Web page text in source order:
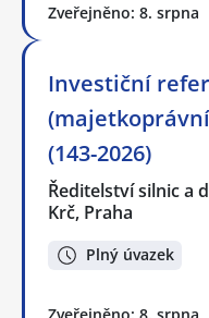
Zveřejněno: 8. srpna
Investiční
(143-2026)
Ředitelství silnic a
Krč, Praha
Plný úvazek
Zveřejněno: 8. srpna